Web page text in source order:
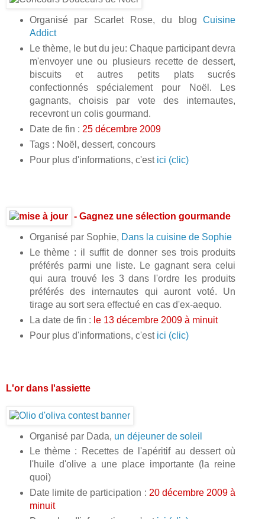
Organisé par Scarlet Rose, du blogCuisine
Addict
Le thème, le but du jeu: Chaque participant devra
m'envoyer une ou plusieurs recette de dessert,
biscuits et autres petits plats sucrés
confectionnés spécialement pour Noël. Les
gagnants, choisis par vote des internautes,
recevront un colis gourmand.
Date de fin : 25 décembre 2009
Tags : Noël, dessert, concours
Pour plus d'informations, c'est ici (clic)
- Gagnez une sélection gourmande
Organisé par Sophie, Dans la cuisine de Sophie
Le thème : il suffit de donner ses trois produits
préférés parmi une liste. Le gagnant sera celui
qui aura trouvé les 3 dans l'ordre les produits
préférés des internautes qui auront voté. Un
tirage au sort sera effectué en cas d'ex-aequo.
La date de fin : le 13 décembre 2009 à minuit
Pour plus d'informations, c'est ici (clic)
L'or dans l'assiette
Organisé par Dada, un déjeuner de soleil
Le thème : Recettes de l'apéritif au dessert où
l'huile d'olive a une place importante (la reine
quoi)
Date limite de participation : 20 décembre 2009 à
minuit